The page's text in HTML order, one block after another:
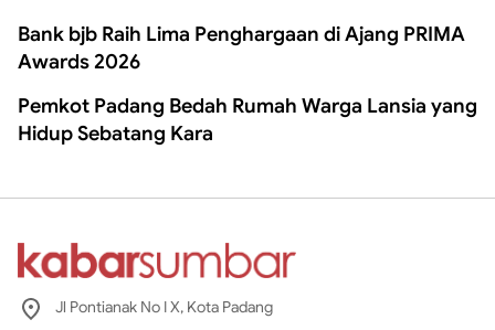
Bank bjb Raih Lima Penghargaan di Ajang PRIMA
Awards 2026
Pemkot Padang Bedah Rumah Warga Lansia yang
Hidup Sebatang Kara
Jl Pontianak No I X, Kota Padang